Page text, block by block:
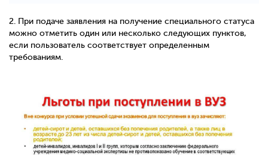
2. При подаче заявления на получение специального статуса
можно отметить один или несколько следующих пунктов,
если пользователь соответствует определенным
требованиям.